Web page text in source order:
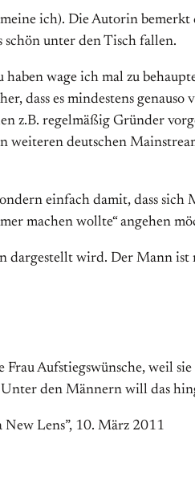
ich). Die Autorin
schön unter den Tisch fallen.
wage ich mal zu
dass es mindestens
z.B. regelmäßig Gründer
weiteren deutschen
einfach damit, dass
machen wollte“ angehen
dargestellt wird. Der Mann
Aufstiegswünsche, weil
den Männern will das
Lens”, 10. März 2011